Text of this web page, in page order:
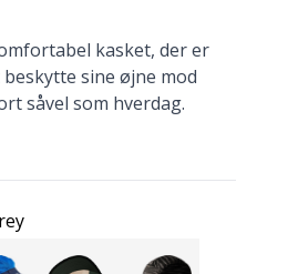
kasket, der er
sine øjne mod
såvel som hverdag.